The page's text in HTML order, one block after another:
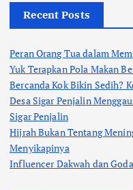
Recent Posts
Peran Orang Tua dalam
Yuk Terapkan Pola Makan
Bercanda Kok Bikin Sedih?
Desa Sigar Penjalin
Sigar Penjalin
Hijrah Bukan Tentang
Menyikapinya
Influencer Dakwah dan